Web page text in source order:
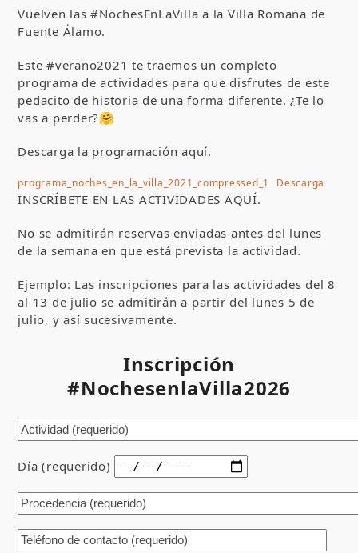
Vuelven las #NochesEnLaVilla a la Villa Romana de
Fuente Álamo.
Este #verano2021 te traemos un completo
programa de actividades para que disfrutes de este
pedacito de historia de una forma diferente. ¿Te lo
vas a perder?🤗
Descarga la programación aquí.
programa_noches_en_la_villa_2021_compressed_1 Descarga
INSCRÍBETE EN LAS ACTIVIDADES AQUÍ.
No se admitirán reservas enviadas antes del lunes
de la semana en que está prevista la actividad.
Ejemplo: Las inscripciones para las actividades del 8
al 13 de julio se admitirán a partir del lunes 5 de
julio, y así sucesivamente.
Inscripción
#NochesenlaVilla2026
Día (requerido)